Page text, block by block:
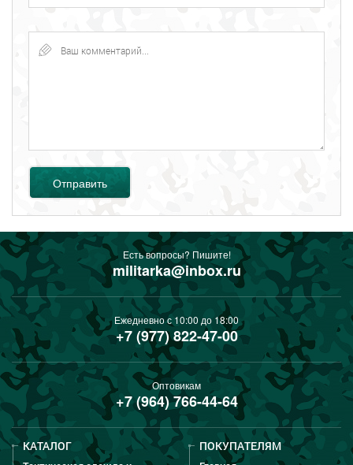
Отправить
Есть вопросы? Пишите!
militarka@inbox.ru
Ежедневно с 10:00 до 18:00
+7 (977) 822-47-00
Оптовикам
+7 (964) 766-44-64
КАТАЛОГ ПОКУПАТЕЛЯМ